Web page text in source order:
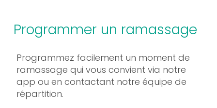
Programmer un ramassage
Programmez facilement un moment de
ramassage qui vous convient via notre
app ou en contactant notre équipe de
répartition.